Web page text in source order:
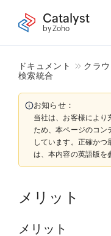
Catalyst
by Zoho
ドキュメント クラ
検索統合
お知らせ：
当社は、お客様により
ため、本ページのコン
しています。正確かつ
は、本内容の英語版を
メリット
メリット